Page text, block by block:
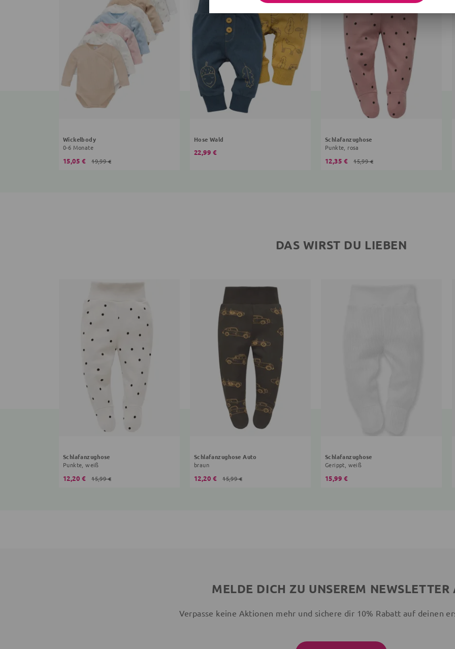
Wickelbody
0-6 Monate
15,05 € 19,99 €
Hose Wald
22,99 €
Schlafanzughose
Punkte, rosa
12,35 € 15,99 €
DAS WIRST DU LIEBEN
Schlafanzughose
Punkte, weiß
12,20 € 15,99 €
Schlafanzughose Auto
braun
12,20 € 15,99 €
Schlafanzughose
Gerippt, weiß
15,99 €
MELDE DICH ZU UNSEREM NEWSLETTER
Verpasse keine Aktionen mehr und sichere dir 10% Rabatt auf deinen